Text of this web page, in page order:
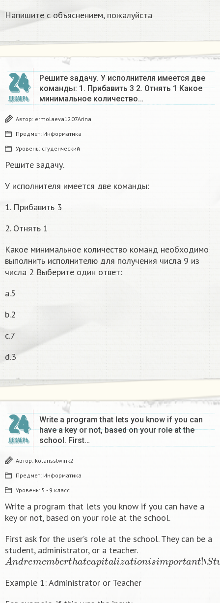
Напишите с объяснением, пожалуйста
24
ДЕКАБРЬ
Решите задачу. У исполнителя имеется две
команды: 1. Прибавить 3 2. Отнять 1 Какое
минимальное количество…
Автор: ermolaeva1207Arina
Предмет: Информатика
Уровень: студенческий
Решите задачу.
У исполнителя имеется две команды:
1. Прибавить 3
2. Отнять 1
Какое минимальное количество команд необходимо
выполнить исполнителю для получения числа 9 из
числа 2 Выберите один ответ:
a.5
b.2
c.7
d.3
24
ДЕКАБРЬ
Write a program that lets you know if you can
have a key or not, based on your role at the
school. First…
Автор: kotarisstwink2
Предмет: Информатика
Уровень: 5 - 9 класс
Write a program that lets you know if you can have a
key or not, based on your role at the school.
First ask for the user’s role at the school. They can be a
student, administrator, or a teacher.
Andrememberthatcap it alizatio ‘ tu
Example 1: Administrator or Teacher